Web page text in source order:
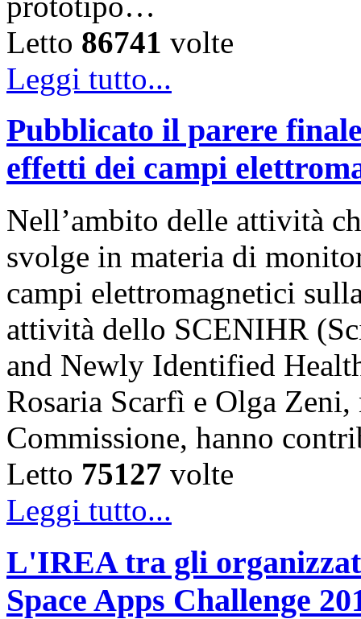
Letto 86741 volte
Leggi tutto...
Pubblicato il parere
effetti dei campi
Nell’ambito delle attività
svolge in materia di
campi elettromagnetici
attività dello SCENIHR
and Newly Identified
Rosaria Scarfì e Olga
Commissione, hanno
Letto 75127 volte
Leggi tutto...
L'IREA tra gli
Space Apps Challenge